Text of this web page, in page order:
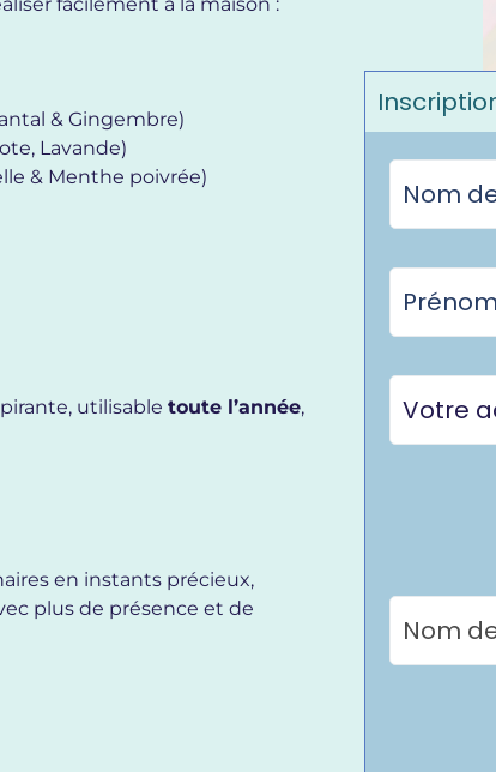
& Gingembre)
Lavande)
& Menthe poivrée)
utilisable toute l’année,
en instants précieux,
plus de présence et de